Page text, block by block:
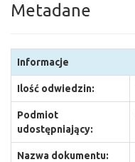
Metadane
Informacje
Ilość odwiedzin:
Podmiot
udostępniający:
Nazwa dokumentu: